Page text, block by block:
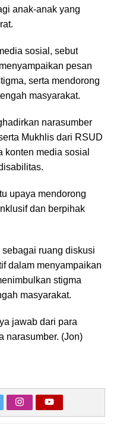
anak-anak yang
sosial, sebut
pesan
serta mendorong
masyarakat.
narasumber
Mukhlis dari RSUD
konten media sosial
upaya mendorong
dan berpihak
ruang diskusi
dalam menyampaikan
stigma
masyarakat.
jawab dari para
narasumber. (Jon)